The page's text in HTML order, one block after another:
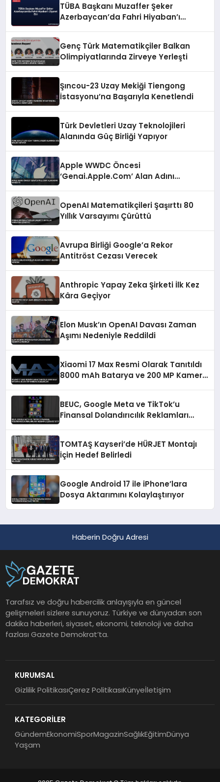
TÜBA Başkanı Muzaffer Şeker
Azerbaycan’da Fahri Hiyaban’ı
Genç Türk Matematikçiler Balkan
Olimpiyatlarında Zirveye Yerleşti
Şıncou-23 Uzay Mekiği Tiengong
İstasyonu’na Başarıyla Kenetlendi
Türk Devletleri Uzay Teknolojileri
Alanında Güç Birliği Yapıyor
Apple WWDC Öncesi
‘Genai.Apple.Com’ Alan Adını
OpenAI Matematikçileri Şaşırttı 80
Yıllık Varsayımı Çürüttü
Avrupa Birliği Google’a Rekor
Antitröst Cezası Verecek
Anthropic Yapay Zeka Şirketi İlk Kez
Kâra Geçiyor
Elon Musk’ın OpenAI Davası Zaman
Aşımı Nedeniyle Reddildi
Xiaomi 17 Max Resmi Olarak Tanıtıldı
8000 mAh Batarya ve 200 MP Kamera
BEUC, Google Meta ve TikTok’u
Finansal Dolandırıcılık Reklamları
TOMTAŞ Kayseri’de HÜRJET Montajı
İçin Hedef Belirledi
Google Android 17 ile iPhone’lara
Dosya Aktarımını Kolaylaştırıyor
Haberin Doğru Adresi
Tarafsız ve doğru habercilik anlayışıyla en güncel
gelişmeleri sizlere sunuyoruz. Türkiye ve dünyadan son
dakika haberleri, siyaset, ekonomi, teknoloji ve daha
fazlası Gazete Demokrat’ta.
KURUMSAL
Gizlilik PolitikasıÇerez PolitikasıKünyeİletişim
KATEGORİLER
GündemEkonomiSporMagazinSağlıkEğitimDünya
Yaşam